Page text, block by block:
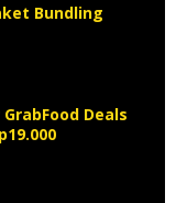
Bundling
Deals